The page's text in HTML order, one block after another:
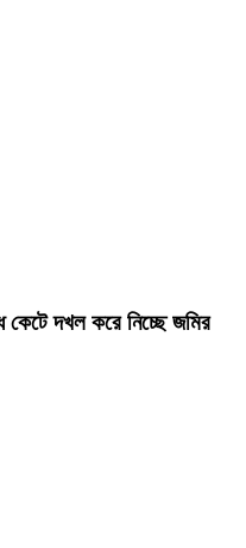
কেটে দখল করে নিচ্ছে জমির